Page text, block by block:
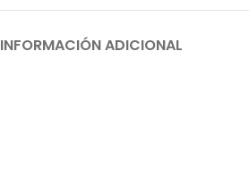
INFORMACIÓN ADICIONAL